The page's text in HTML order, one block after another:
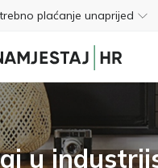
plaćanje unaprijed
povrat unutar 365 dana
dostava
u